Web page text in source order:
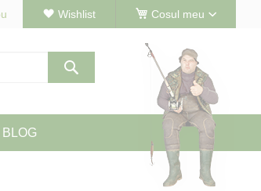
Cosul meu
Wishlist
BLOG